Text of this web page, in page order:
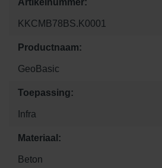
Artikelnummer:
KKCMB78BS.K0001
Productnaam:
GeoBasic
Toepassing:
Infra
Materiaal:
Beton